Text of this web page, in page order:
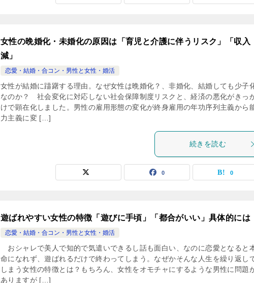
女性の晩婚化・未婚化の原因は「育児と介護に伴うリスク」「収入
減」
恋愛・結婚・合コン・男性と女性・婚活
女性が結婚に躊躇する理由。なぜ女性は晩婚化？、非婚化、結婚しても少子
なのか？ 社会変化に対応しない社会保障制度リスクと、経済の悪化がきっ
けで顕在化しました。男性の雇用形態の変化が終身雇用の年功序列主義から
力主義に変 […]
続きを読む
0 0
遊ばれやすい女性の特徴「遊びに手頃」「都合がいい」具体的には
恋愛・結婚・合コン・男性と女性・婚活
おシャレで美人で知的で気遣いできるし話も面白い、なのに恋愛となると
命になれず、遊ばれるだけで終わってしまう。なぜかそんな人生を繰り返し
しまう女性の特徴とは？もちろん、女性をオモチャにするような男性に問題
ありますが […]